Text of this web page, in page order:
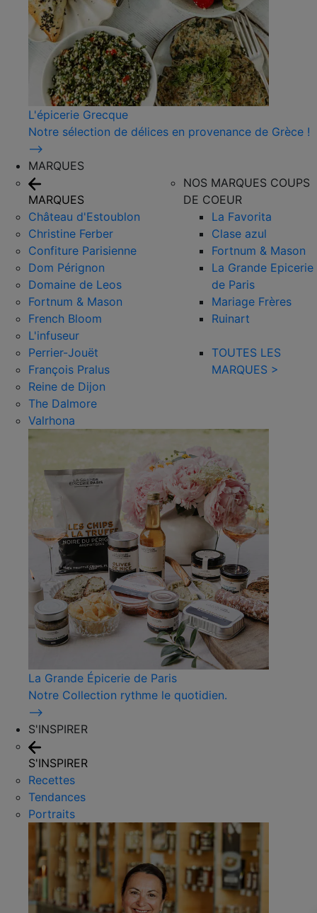
L'épicerie Grecque
Notre sélection de délices en provenance de Grèce !
⟶
MARQUES
MARQUES
Château d'Estoublon
Christine Ferber
Confiture Parisienne
Dom Pérignon
Domaine de Leos
Fortnum & Mason
French Bloom
L'infuseur
Perrier-Jouët
François Pralus
Reine de Dijon
The Dalmore
Valrhona
NOS MARQUES COUPS
DE COEUR
La Favorita
Clase azul
Fortnum & Mason
La Grande Epicerie
de Paris
Mariage Frères
Ruinart
TOUTES LES
MARQUES >
La Grande Épicerie de Paris
Notre Collection rythme le quotidien.
⟶
S'INSPIRER
S'INSPIRER
Recettes
Tendances
Portraits